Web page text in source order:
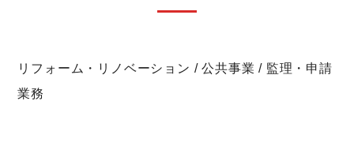
リフォーム・リノベーション / 公共事業 / 監理・申請
業務